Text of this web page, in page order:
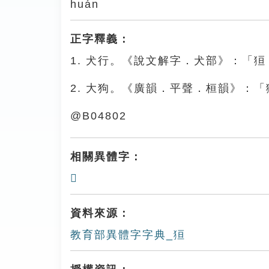
huán
正字釋義：
1. 犬行。《說文解字．犬部》：「狟
2. 大狗。《廣韻．平聲．桓韻》：「
@B04802
相關異體字：
𤞸
資料來源：
教育部異體字字典_狟